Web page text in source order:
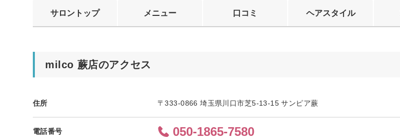
サロントップ メニュー 口コミ ヘアスタイル
milco 蕨店のアクセス
住所 〒333-0866 埼玉県川口市芝5-13-15 サンピア蕨
電話番号 050-1865-7580